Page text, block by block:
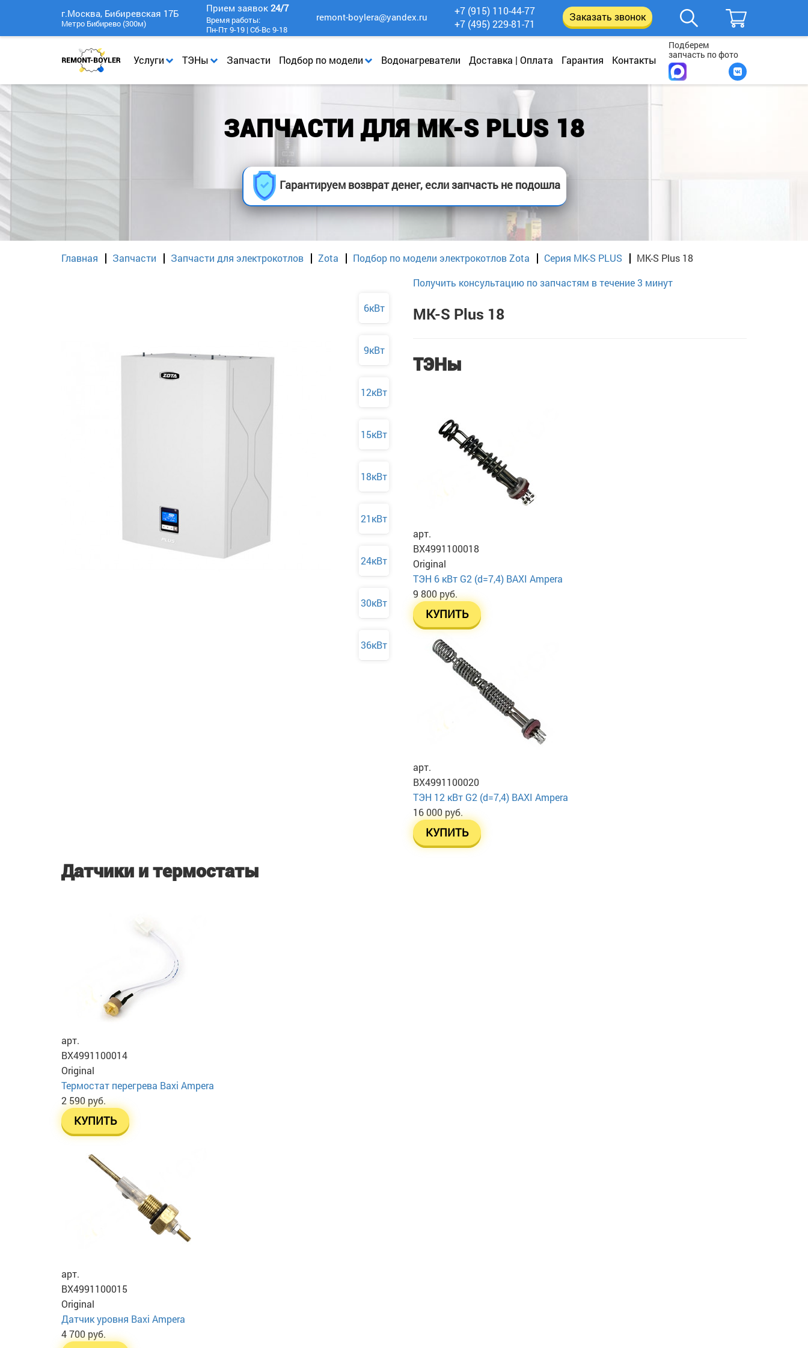
Услуги ТЭНы Запчасти Подбор по модели Водонагреватели Доставка | Оплата Гарантия Контакты
Подберем
запчасть по фото
г.Москва, Бибиревская 17Б
Метро Бибирево (300м)
Прием заявок 24/7
Время работы:
Пн-Пт 9-19 | Сб-Вс 9-18
remont-boylera@yandex.ru
+7 (915) 110-44-77
+7 (495) 229-81-71
Заказать звонок
ЗАПЧАСТИ ДЛЯ MK-S PLUS 18
Гарантируем возврат денег, если запчасть не подошла
Главная Запчасти Запчасти для электрокотлов Zota Подбор по модели электрокотлов Zota Серия MK-S PLUS MK-S Plus 18
6кВт
9кВт
12кВт
15кВт
18кВт
21кВт
24кВт
30кВт
36кВт
Получить консультацию по запчастям в течение 3 минут
MK-S Plus 18
ТЭНы
арт.
BX4991100018
Original
ТЭН 6 кВт G2 (d=7,4) BAXI Ampera
9 800 руб.
КУПИТЬ
арт.
BX4991100020
ТЭН 12 кВт G2 (d=7,4) BAXI Ampera
16 000 руб.
КУПИТЬ
Датчики и термостаты
арт.
BX4991100014
Original
Термостат перегрева Baxi Ampera
2 590 руб.
КУПИТЬ
арт.
BX4991100015
Original
Датчик уровня Baxi Ampera
4 700 руб.